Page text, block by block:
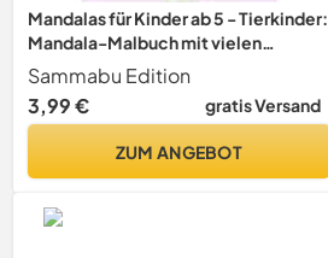
Mandalas für Kinder ab 5 - Tierkinder:
Mandala-Malbuch mit vielen
niedlichen Tier-Motiven
Sammabu Edition
3,99 €
gratis Versand
ZUM ANGEBOT